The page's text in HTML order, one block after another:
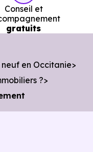
Conseil et
gratuits
en Occitanie
?